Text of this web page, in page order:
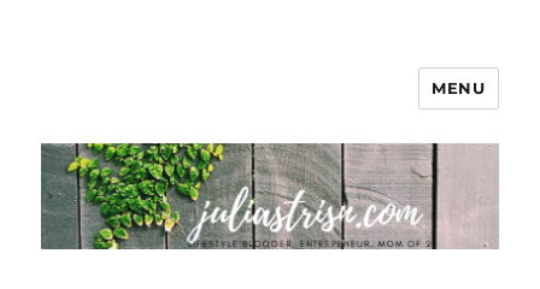
The Colorful Life By Juliastri Sn
MENU